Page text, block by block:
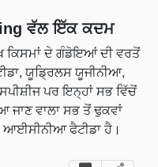
ਵੱਲ ਇੱਕ ਕਦਮ
ਕਿਸਮਾਂ ਦੇ ਗੰਡੋਇਆਂ ਦੀ ਵਰਤੋਂ
ਯੂਡ੍ਰਿਲਸ ਯੂਜੀਨੀਆ,
ਪਰ ਇਨ੍ਹਾਂ ਸਭ ਵਿੱਚੋਂ
ਵਾਲਾ ਸਭ ਤੋਂ ਢੁਕਵਾਂ
ਆਈਸੀਨੀਆ ਫੈਟੀਡਾ ਹੈ।